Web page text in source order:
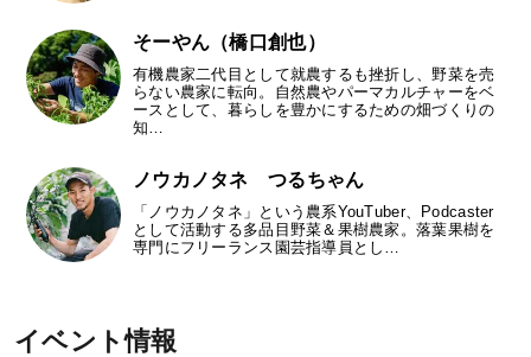
そーやん（橋口創也）
有機農家二代目として就農するも挫折し、野菜を売
らない農家に転向。自然農やパーマカルチャーをベ
ースとして、暮らしを豊かにするための畑づくりの
知…
ノウカノタネ つるちゃん
「ノウカノタネ」という農系YouTuber、Podcaster
として活動する多品目野菜＆果樹農家。落葉果樹を
専門にフリーランス園芸指導員とし…
イベント情報